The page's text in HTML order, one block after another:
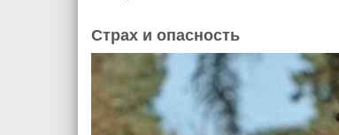
Страх и опасность